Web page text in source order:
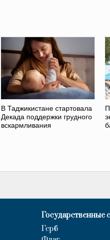
В Таджикистане стартовала
Декада поддержки грудного
вскармливания
Государственные
Герб